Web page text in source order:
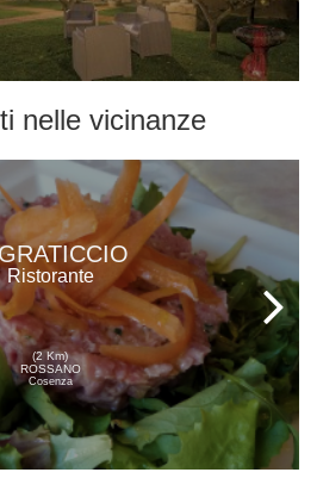
nelle vicinanze
Ristorante
(2 Km)
ROSSANO
Cosenza